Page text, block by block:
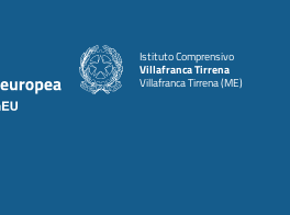
Istituto Comprensivo
Villafranca Tirrena
Villafranca Tirrena (ME)